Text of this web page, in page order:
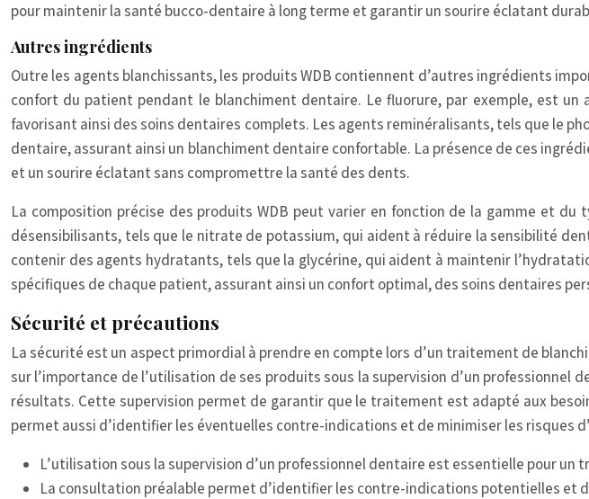
pour maintenir la santé bucco-dentaire à long terme et garantir un sourire éclatant
Autres ingrédients
Outre les agents blanchissants, les produits WDB contiennent d’autres ingrédients
confort du patient pendant le blanchiment dentaire. Le fluorure, par exemple, est
favorisant ainsi des soins dentaires complets. Les agents reminéralisants, tels que le
dentaire, assurant ainsi un blanchiment dentaire confortable. La présence de ces
et un sourire éclatant sans compromettre la santé des dents.
La composition précise des produits WDB peut varier en fonction de la gamme et
désensibilisants, tels que le nitrate de potassium, qui aident à réduire la sensibilité
contenir des agents hydratants, tels que la glycérine, qui aident à maintenir
spécifiques de chaque patient, assurant ainsi un confort optimal, des soins dentaires
Sécurité et précautions
La sécurité est un aspect primordial à prendre en compte lors d’un traitement de
sur l’importance de l’utilisation de ses produits sous la supervision d’un
résultats. Cette supervision permet de garantir que le traitement est adapté aux
permet aussi d’identifier les éventuelles contre-indications et de minimiser les risques
L’utilisation sous la supervision d’un professionnel dentaire est essentielle pour
La consultation préalable permet d’identifier les contre-indications potentielles et